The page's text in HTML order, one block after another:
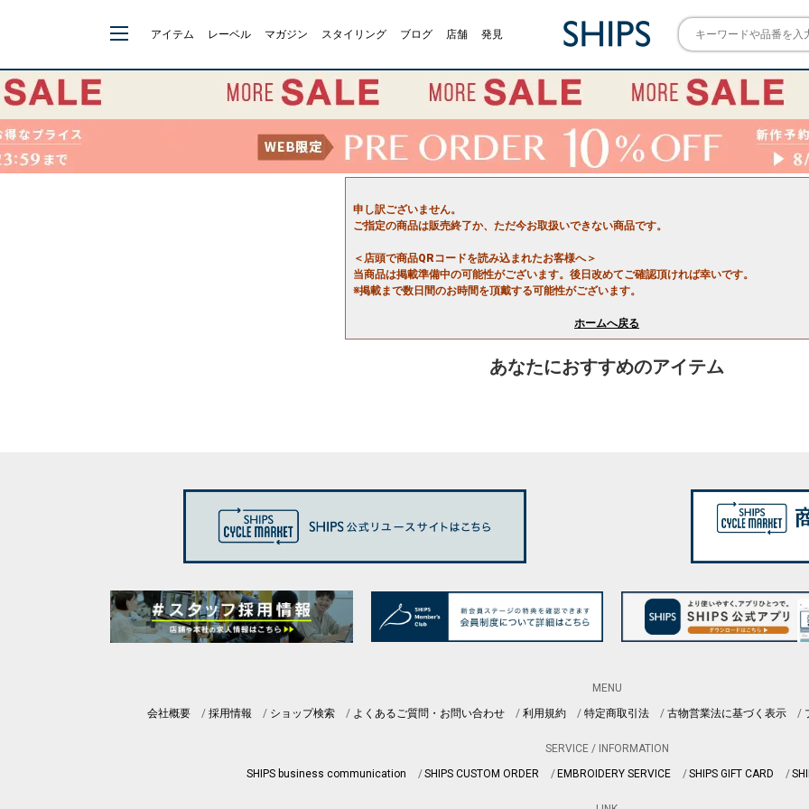
アイテム レーベル マガジン スタイリング ブログ 店舗 発見
申し訳ございません。
ご指定の商品は販売終了か、ただ今お取扱いできない商品です。
＜店頭で商品QRコードを読み込まれたお客様へ＞
当商品は掲載準備中の可能性がございます。後日改めてご確認頂ければ幸いです。
※掲載まで数日間のお時間を頂戴する可能性がございます。
ホームへ戻る
あなたにおすすめのアイテム
MENU
会社概要
採用情報 ショップ検索 よくあるご質問・お問い合わせ 利用規約 特定商取引法 古物営業法に基づく表示
SERVICE / INFORMATION
SHIPS business communication
SHIPS CUSTOM ORDER EMBROIDERY SERVICE SHIPS GIFT CARD